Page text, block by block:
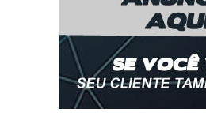
A proposta foi a segunda
medidas que miram
ministros da Corte. Antes, os
aval para uma PEC que limita